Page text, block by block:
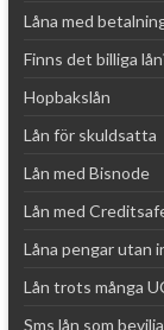
Låna med
Finns det billiga
Hopbakslån
Lån för skuldsatta
Lån med Bisnode
Lån med
Låna pengar utan
Lån trots många
Sms lån som